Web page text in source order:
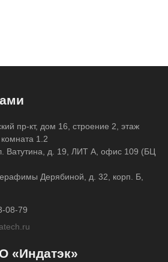
пр-кт, дом 16, строение 2, этаж
1.2
Ватутина, д. 19, ЛИТ А, офис 109 (БЦ
Дерябиной, д. 32, корп. Б,
08-79
«Индатэк»